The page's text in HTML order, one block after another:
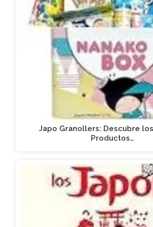
Japo Granollers: Descubre
Productos…